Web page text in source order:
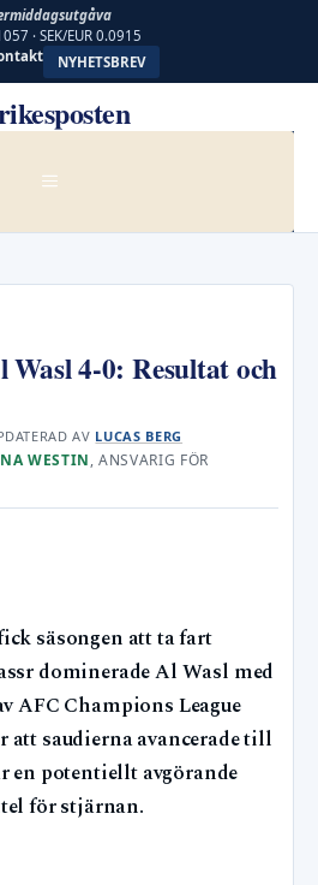
· SEK/EUR 0.0915
NYHETSBREV
MENY
4-0: Resultat och
AV LUCAS BERG
WESTIN, ANSVARIG FÖR
säsongen att ta fart
dominerade Al Wasl med
AFC Champions League
att saudierna avancerade till
en potentiellt avgörande
för stjärnan.